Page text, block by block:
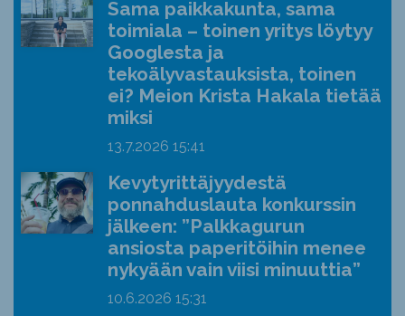
Sama paikkakunta, sama
toimiala – toinen yritys löytyy
Googlesta ja
tekoälyvastauksista, toinen
ei? Meion Krista Hakala tietää
miksi
13.7.2026 15:41
Kevytyrittäjyydestä
ponnahduslauta konkurssin
jälkeen: ”Palkkagurun
ansiosta paperitöihin menee
nykyään vain viisi minuuttia”
10.6.2026 15:31